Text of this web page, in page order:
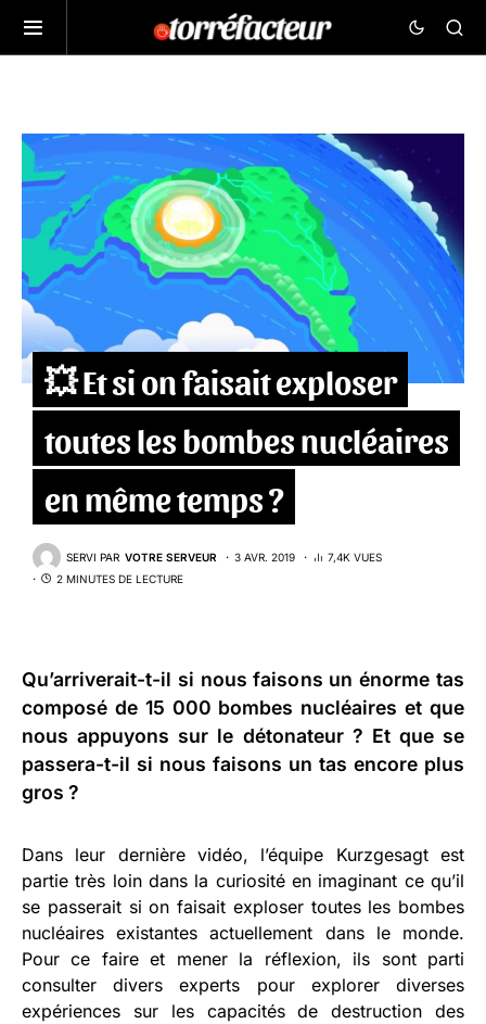
💥 Et si on faisait exploser
toutes les bombes nucléaires
en même temps ?
SERVI PAR VOTRE SERVEUR 3 AVR. 2019
7,4K VUES
2 MINUTES DE LECTURE
Qu’arriverait-t-il si nous faisons un énorme tas
composé de 15 000 bombes nucléaires et que
nous appuyons sur le détonateur ? Et que se
passera-t-il si nous faisons un tas encore plus
gros ?
Dans leur dernière vidéo, l’équipe Kurzgesagt est
partie très loin dans la curiosité en imaginant ce qu’il
se passerait si on faisait exploser toutes les bombes
nucléaires existantes actuellement dans le monde.
Pour ce faire et mener la réflexion, ils sont parti
consulter divers experts pour explorer diverses
expériences sur les capacités de destruction des